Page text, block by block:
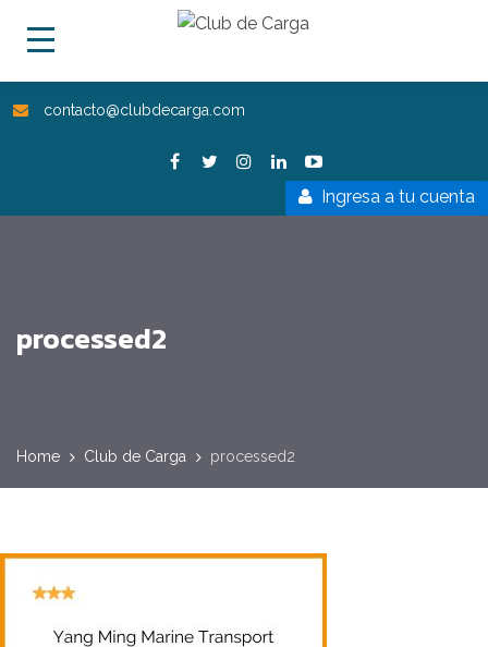
contacto@clubdecarga.com
Ingresa a tu cuenta
processed2
Home Club de Carga processed2